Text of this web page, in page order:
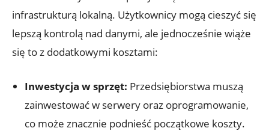
infrastrukturą‍ lokalną. ‍Użytkownicy mogą cieszyć‌ się
lepszą⁢ kontrolą nad danymi, ale jednocześnie wiąże⁤
się to z dodatkowymi kosztami:
Inwestycja w⁤ sprzęt: Przedsiębiorstwa muszą
zainwestować w ‍serwery oraz oprogramowanie,‍
co może znacznie podnieść‍ początkowe ⁢koszty.